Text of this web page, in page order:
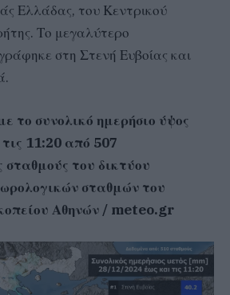
Ελλάδας, του Κεντρικού
Το μεγαλύτερο
στη Στενή Ευβοίας και
το συνολικό ημερήσιο ύψος
11:20 από 507
σταθμούς του δικτύου
σταθμών του
Αθηνών / meteo.gr